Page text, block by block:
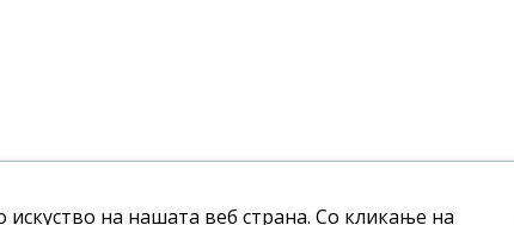
на нашата веб страна. Со кликање на